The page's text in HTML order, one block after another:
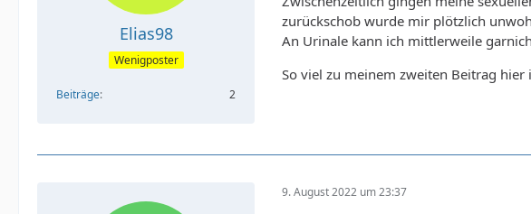
Elias98
Wenigposter
Beiträge 2
zurückschob wurde mir plötzlich
An Urinale kann ich mittlerweile
So viel zu meinem zweiten Beitrag hier
9. August 2022 um 23:37